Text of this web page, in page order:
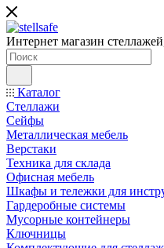
Интернет магазин
Каталог
Стеллажи
Сейфы
Металлическая мебель
Верстаки
Техника для склада
Офисная мебель
Шкафы и тележки для
Гардеробные системы
Мусорные контейнеры
Ключницы